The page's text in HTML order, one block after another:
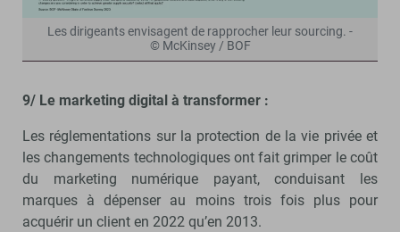
Les dirigeants envisagent de rapprocher leur sourcing. -
© McKinsey / BOF
9/ Le marketing digital à transformer :
Les réglementations sur la protection de la vie privée et
les changements technologiques ont fait grimper le coût
du marketing numérique payant, conduisant les
marques à dépenser au moins trois fois plus pour
acquérir un client en 2022 qu’en 2013.